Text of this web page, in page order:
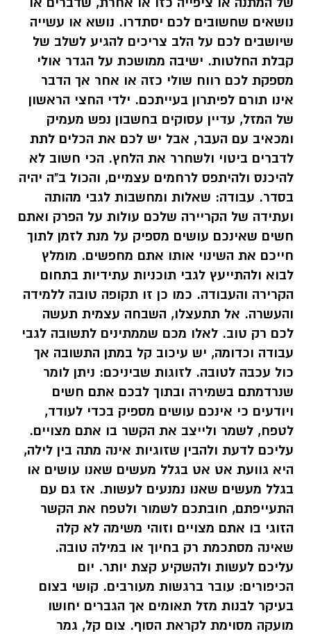
נושאים שחשובים לכם יסתדרו. נושא או עשייה
שיושבים לכם על הלב צריכים להגיע לשלב של
קבלת החלטות. ישיבה ממושכת על הגדר אולי
מספקת לכם רווח שולי כזה או אחר אך הדבר
אינו תורם לפיתרון בעייתכם. ילדי החצי הראשון
של המזל, עדיין עסוקים בחשבון נפש מעמיק
ומכאיב עם העבר, אבל יש לכם את הכלים לתת
לדברים ביטוי ולשחרר את הלחץ. הכי חשוב לא
להיכנס ולהיתפס לרחמים עצמיים, והכול ב"ה יהיה
בסדר. עבודה: שאלות ומחשבות לגבי מהותה
ועתידה של הקריירה שלכם עולות על הפרק ואתם
חשים שאינכם עושים מספיק על מנת לזמן לתוך
חייכם את השינוי אותו אתם מחפשים. מומלץ
לבוא ולהתייעץ לגבי תוכניות עתידיות בתחום
הקרירה והעבודה. כמו כן זו תקופה טובה ללמידה
והעשרה. אל תתעצלו, השבחה עצמית תעשה
לכם רק טוב. לאלו מכם שממתינים לתשובה לגבי
עבודה וכדומה, יש עיכוב קל במתן התשובה אך
כול עכבה לטובה. לזוגות שביניכם: ניתן לומר
שנרדמתם בשמירה ובתוך לבכם אתם חשים
ויודעים כי אינכם עושים מספיק בכדי לעודד,
לטפח, לשמר ולייצב את הקשר בו אתם מצויים.
עליכם לדעת ולהבין שזוגיות אינה מתה בין לילה,
היא גוועת אט אט בגלל מעשים שאנו עושים או
בגלל מעשים שאנו נמנעים לעשות. אז גם עם
התעייפתם, חובתכם לשמור ולטפח את הקשר
הזוגי בו אתם מצויים וזוהי משימה לא קלה
שאינה מסתכמת רק בחיוך או במילה טובה.
עליכם לעשות ולהשקיע קצת יותר. יום
הכיפורים: עובר ברגשות מעורבים. קושי בצום
בעיקר לבנות מזל תאומים אך הגברים יחושו
מועקה מסוימת לקראת הסוף. צום קל, גמר